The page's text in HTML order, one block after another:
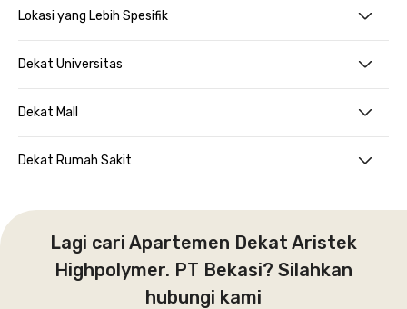
Lokasi yang Lebih Spesifik
Dekat Universitas
Dekat Mall
Dekat Rumah Sakit
Lagi cari Apartemen Dekat Aristek
Highpolymer. PT Bekasi? Silahkan
hubungi kami